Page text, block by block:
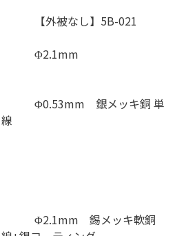
【外被なし】5B-021
Φ2.1mm
Φ0.53mm 銀メッキ銅 単
線
Φ2.1mm 錫メッキ軟銅